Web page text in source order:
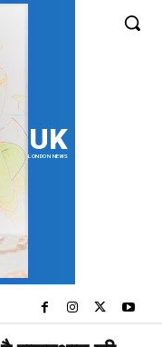
UK
LONDON NEWS